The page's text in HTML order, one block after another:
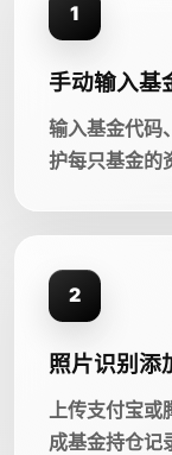
1
手动输入基
输入基金代码
护每只基金的
2
照片识别添
上传支付宝
成基金持仓记